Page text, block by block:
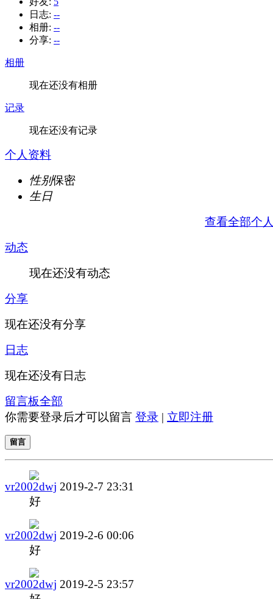
日志: --
相册: --
分享: --
相册
现在还没有相册
记录
现在还没有记录
个人资料
性别保密
生日
查看全部个
动态
现在还没有动态
分享
现在还没有分享
日志
现在还没有日志
留言板全部
你需要登录后才可以留言 登录 | 立即注册
留言
vr2002dwj 2019-2-7 23:31
好
vr2002dwj 2019-2-6 00:06
好
vr2002dwj 2019-2-5 23:57